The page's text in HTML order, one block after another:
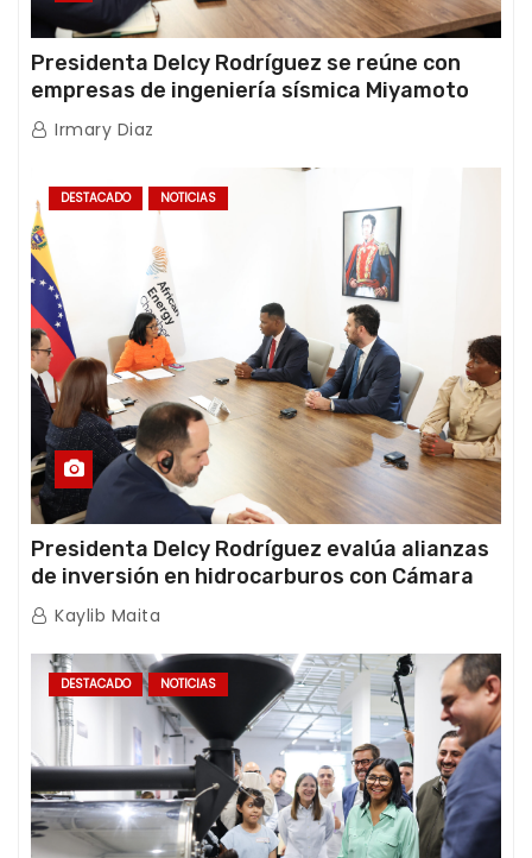
Presidenta Delcy Rodríguez se reúne con
empresas de ingeniería sísmica Miyamoto
International y TFI Solutions
Irmary Diaz
DESTACADO NOTICIAS
Presidenta Delcy Rodríguez evalúa alianzas
de inversión en hidrocarburos con Cámara
Africana de Energía
Kaylib Maita
DESTACADO NOTICIAS